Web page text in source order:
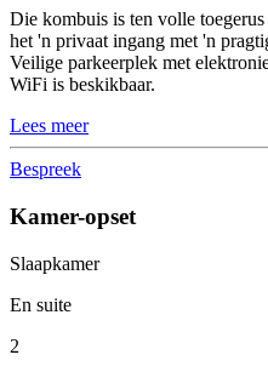
Die kombuis is ten volle
het 'n privaat ingang met 'n
Veilige parkeerplek met
WiFi is beskikbaar.
Lees meer
Bespreek
Kamer-opset
Slaapkamer
En suite
2